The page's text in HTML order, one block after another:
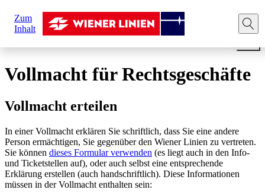
Zum
Inhalt
sind
hier:
Startseite Rechtliche Hinweise Vollmacht für
Vollmacht für Rechtsgeschäfte
Vollmacht erteilen
In einer Vollmacht erklären Sie schriftlich, dass Sie eine andere
Person ermächtigen, Sie gegenüber den Wiener Linien zu vertreten.
Sie können dieses Formular verwenden (es liegt auch in den Info-
und Ticketstellen auf), oder auch selbst eine entsprechende
Erklärung erstellen (auch handschriftlich). Diese Informationen
müssen in der Vollmacht enthalten sein: